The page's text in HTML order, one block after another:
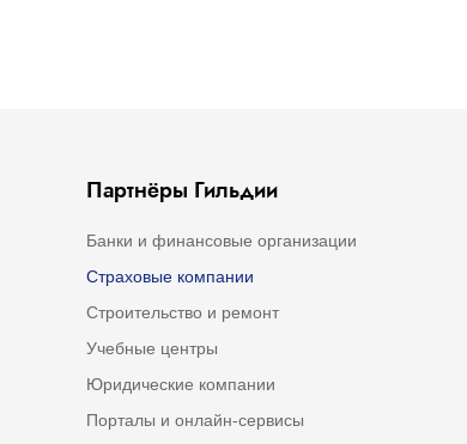
Партнёры Гильдии
Банки и финансовые организации
Страховые компании
Строительство и ремонт
Учебные центры
Юридические компании
Порталы и онлайн-сервисы